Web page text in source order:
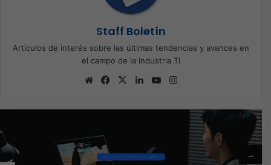
Staff Boletín
Artículos de interés sobre las últimas tendencias y avances en
el campo de la Industria TI
Sitio
Facebook
X LinkedInYouTube
Ciberseguridad →